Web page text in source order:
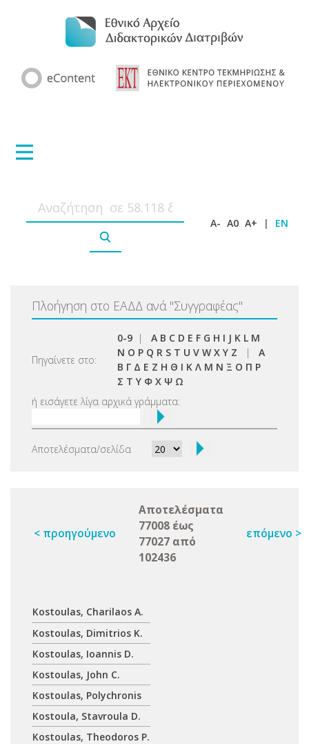
A- A0 A+ | EN
Πλοήγηση στο ΕΑΔΔ ανά "Συγγραφέας"
Πηγαίνετε στο:
0-9 | A B C D E F G H I J K L M
N O P Q R S T U V W X Y Z | Α
Β Γ Δ Ε Ζ Η Θ Ι Κ Λ Μ Ν Ξ Ο Π Ρ
Σ Τ Υ Φ Χ Ψ Ω
ή εισάγετε λίγα αρχικά γράμματα:
Αποτελέσματα/σελίδα
< προηγούμενο
Αποτελέσματα
77008 έως
77027 από
102436
επόμενο >
Kostoulas, Charilaos A.
Kostoulas, Dimitrios K.
Kostoulas, Ioannis D.
Kostoulas, John C.
Kostoulas, Polychronis
Kostoula, Stavroula D.
Kostoulas, Theodoros P.